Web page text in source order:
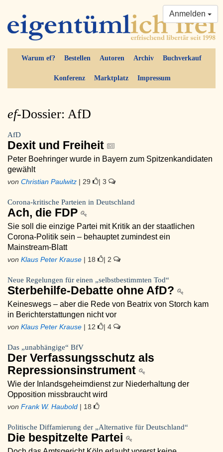
Warum ef? Bestellen Autoren Archiv Buchverkauf
Konferenz Marktplatz Impressum
Anmelden
ef-Dossier: AfD
AfD
Dexit und Freiheit
Peter Boehringer wurde in Bayern zum Spitzenkandidaten
gewählt
von Christian Paulwitz | 29 | 3
Corona-kritische Parteien in Deutschland
Ach, die FDP
Sie soll die einzige Partei mit Kritik an der staatlichen
Corona-Politik sein – behauptet zumindest ein
Mainstream-Blatt
von Klaus Peter Krause | 18 | 2
Neue Regelungen für einen „selbstbestimmten Tod“
Sterbehilfe-Debatte ohne AfD?
Keineswegs – aber die Rede von Beatrix von Storch kam
in Berichterstattungen nicht vor
von Klaus Peter Krause | 12 | 4
Das „unabhängige“ BfV
Der Verfassungsschutz als
Repressionsinstrument
Wie der Inlandsgeheimdienst zur Niederhaltung der
Opposition missbraucht wird
von Frank W. Haubold | 18
Politische Diffamierung der „Alternative für Deutschland“
Die bespitzelte Partei